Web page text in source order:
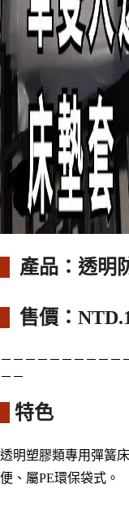
產品 ： 透明
售價：
－－－－－－－－－－
－－
特色
透明塑膠類專用彈簧
便 、屬PE環保袋式。